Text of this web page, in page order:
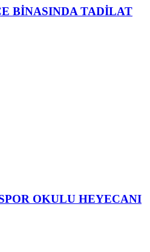
BİNASINDA TADİLAT
OKULU HEYECANI